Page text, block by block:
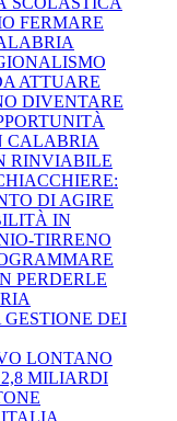
FERMARE
ATTUARE
DIVENTARE
CALABRIA
RINVIABILE
DI AGIRE
IN
TIRRENO
PERDERLE
DEI
LONTANO
MILIARDI